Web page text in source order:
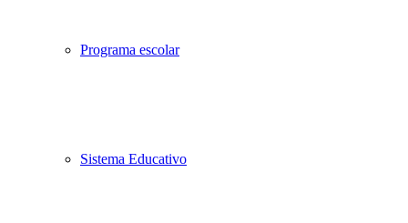
Programa escolar
Sistema Educativo